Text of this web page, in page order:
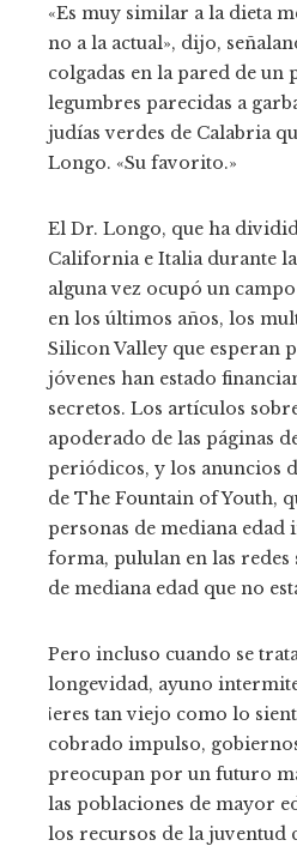
«Es muy similar a la dieta
no a la actual», dijo,
colgadas en la pared de un
legumbres parecidas a
judías verdes de Calabria
Longo. «Su favorito.»
El Dr. Longo, que ha
California e Italia durante
alguna vez ocupó un
en los últimos años, los
Silicon Valley que esperan
jóvenes han estado
secretos. Los artículos
apoderado de las páginas
periódicos, y los anuncios
de The Fountain of Youth,
personas de mediana edad
forma, pululan en las redes
de mediana edad que no
Pero incluso cuando se
longevidad, ayuno
¡eres tan viejo como lo
cobrado impulso,
preocupan por un futuro
las poblaciones de mayor
los recursos de la juventud